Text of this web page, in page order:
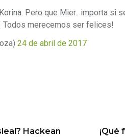
Pero que Mier.. importa si
Todos merecemos ser felices!
24 de abril de 2017
Hackean
¡Qué